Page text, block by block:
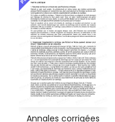
Annales corrigées